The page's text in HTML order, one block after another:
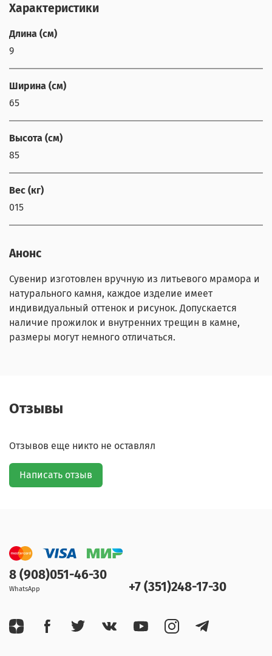
Характеристики
Длина (см)
9
Ширина (см)
65
Высота (см)
85
Вес (кг)
015
Анонс
Сувенир изготовлен вручную из литьевого мрамора и
натурального камня, каждое изделие имеет
индивидуальный оттенок и рисунок. Допускается
наличие прожилок и внутренних трещин в камне,
размеры могут немного отличаться.
Отзывы
Отзывов еще никто не оставлял
Написать отзыв
8 (908)051-46-30
WhatsApp +7 (351)248-17-30